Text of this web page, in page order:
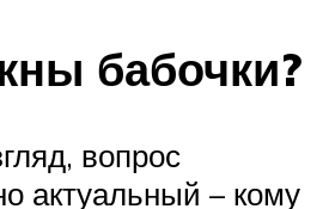
бабочки?
вопрос
актуальный – кому